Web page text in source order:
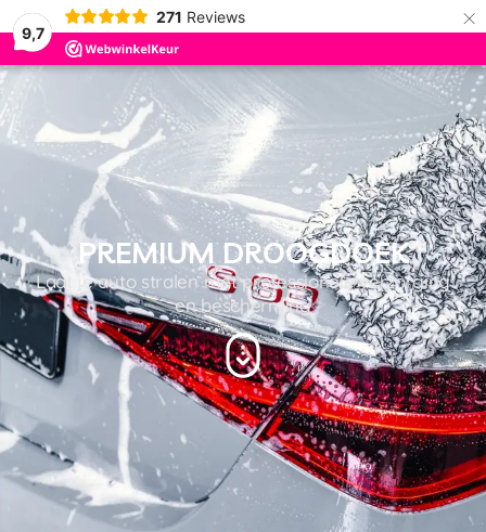
9,7
271 Reviews ×
PREMIUM DROOGDOEK
Laat je auto stralen met professionele verzorging
en bescherming